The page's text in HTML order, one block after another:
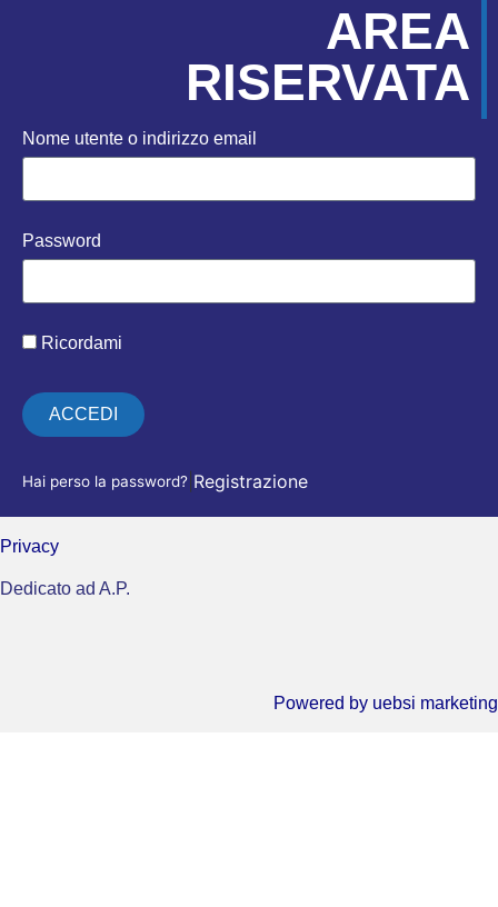
AREA
RISERVATA
Nome utente o indirizzo email
Password
Ricordami
ACCEDI
Hai perso la password? Registrazione
Privacy
Dedicato ad A.P.
Powered by uebsi marketing